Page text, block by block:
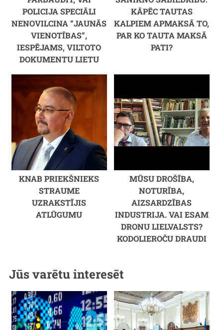
POLICIJA SPECIĀLI
NENOVILCINA “JAUNĀS
VIENOTĪBAS”,
IESPĒJAMS, VILTOTO
DOKUMENTU LIETU
KĀPĒC TAUTAS
KALPIEM APMAKSĀ TO,
PAR KO TAUTA MAKSĀ
PATI?
KNAB PRIEKŠNIEKS
STRAUME
UZRAKSTĪJIS
ATLŪGUMU
MŪSU DROŠĪBA,
NOTURĪBA,
AIZSARDZĪBAS
INDUSTRIJA. VAI ESAM
DRONU LIELVALSTS?
KODOLIEROČU DRAUDI
Jūs varētu interesēt